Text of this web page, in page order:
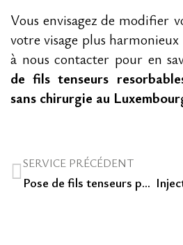
Vous envisagez de modifier
votre visage plus
à nous contacter pour en
de fils tenseurs
sans chirurgie au
SERVICE PRÉCÉDENT
Pose de fils tenseurs pour le cou en clinique esthétique au Luxembourg